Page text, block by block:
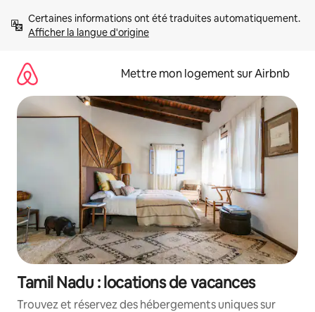
directement
Afficher la langue d'origine
Mettre mon logement sur Airbnb
Tamil Nadu : locations de vacances
Trouvez et réservez des hébergements uniques sur